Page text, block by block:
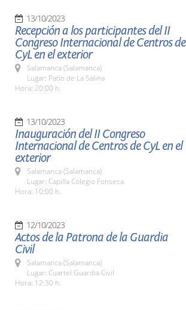
13/10/2023
Recepción a los participantes del II
Congreso Internacional de Centros de
CyL en el exterior
Salamanca (Salamanca)
Lugar: Patio de La Salina
Hora: 20:00 h.
13/10/2023
Inauguración del II Congreso
Internacional de Centros de CyL en el
exterior
Salamanca (Salamanca)
Lugar: Capilla Colegio Fonseca
Hora: 10:00 h.
12/10/2023
Actos de la Patrona de la Guardia
Civil
Salamanca (Salamanca)
Lugar: Cuartel Guardia Civil
Hora: 12:30 h.